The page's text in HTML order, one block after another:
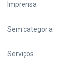
Imprensa
Sem categoria
Serviços